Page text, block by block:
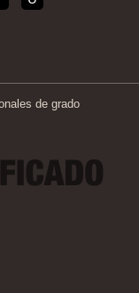
de grado